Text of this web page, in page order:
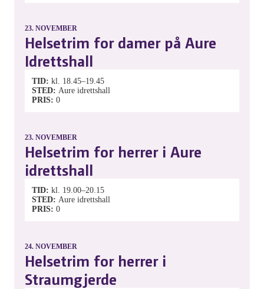
23. NOVEMBER
Helsetrim for damer på Aure
Idrettshall
TID kl. 18.45–19.45
STED Aure idrettshall
PRIS 0
23. NOVEMBER
Helsetrim for herrer i Aure
idrettshall
TID kl. 19.00–20.15
STED Aure idrettshall
PRIS 0
24. NOVEMBER
Helsetrim for herrer i
Straumgjerde